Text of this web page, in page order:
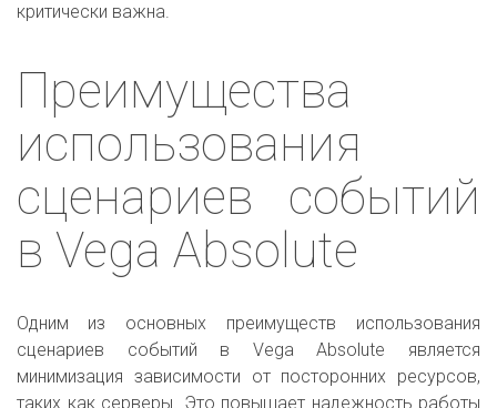
критически важна.
Преимущества
использования
сценариев событий
в Vega Absolute
Одним из основных преимуществ использования
сценариев событий в Vega Absolute является
минимизация зависимости от посторонних ресурсов,
таких как серверы. Это повышает надежность работы